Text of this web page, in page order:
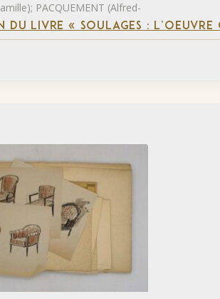
PACQUEMENT (Alfred-
DU LIVRE « SOULAGES :